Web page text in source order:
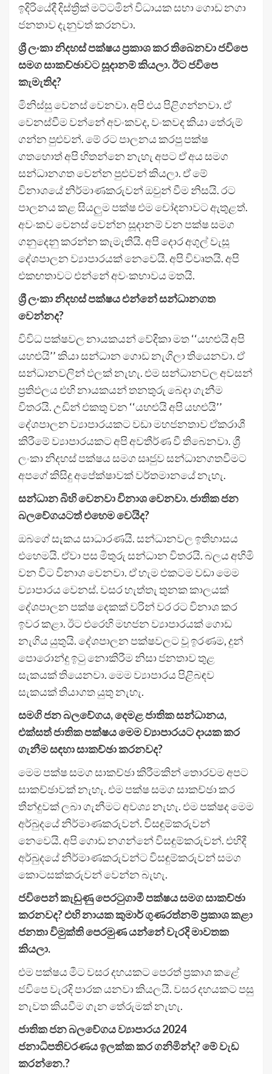
ඉදිරියේදී දිස්ත්‍රික් මට්ටමින් විධායක සභා ගොඩ නගා
ජනතාව දැනුවත් කරනවා.
ශ්‍රී ලංකා නිදහස් පක්ෂය ප්‍රකාශ කර තිබෙනවා ජවිපෙ
සමග සාකච්ඡාවට සූදානම් කියලා. ඊට ජවිපෙ
කැමැතිද?
මිනිස්සු වෙනස් වෙනවා. අපි එය පිළිගන්නවා. ඒ
වෙනස්වීම වන්නේ අවංකවද, වංකවද කියා තේරුම්
ගන්න පුළුවන්. මේ රට පාලනය කරපු පක්ෂ
ගතහොත් අපි හිතන්නෙ නැහැ අපට ඒ අය සමග
සන්ධානගත වෙන්න පුළුවන් කියලා. ඒ මේ
විනාශයේ නිර්මාණකරුවන් ඔවුන් වීම නිසයි. රට
පාලනය කළ සියලුම පක්ෂ එම චෝදනාවට ඇතුළත්.
අවංකව වෙනස් වෙන්න සූදානම් වන පක්ෂ සමග
ගනුදෙනු කරන්න කැමැතියි. අපි දොර අගුල් වැසූ
දේශපාලන ව්‍යාපාරයක් නෙවෙයි. අපි විවෘතයි. අපි
එකඟතාවට එන්නේ අවංකභාවය මතයි.
ශ්‍රී ලංකා නිදහස් පක්ෂය එන්නේ සන්ධානගත
වෙන්නද?
විවිධ පක්ෂවල නායකයන් වේදිකා මත ‘‘යහළුයි අපි
යහළුයි’’ කියා සන්ධාන ගොඩ නැගිලා තියෙනවා. ඒ
සන්ධානවලින් ඵලක් නැහැ. එම සන්ධානවල අවසන්
ප්‍රතිඵලය එහි නායකයන් තනතුරු බෙදා ගැනීම
විතරයි. උඩින් එකතු වන ‘‘යහළුයි අපි යහළුයි’’
දේශපාලන ව්‍යාපාරයකට වඩා මහජනතාව ඒකරාශී
කිරීමේ ව්‍යාපාරයකට අපි අවතීර්ණ වී තිබෙනවා. ශ්‍රී
ලංකා නිදහස් පක්ෂය සමග සෘජුව සන්ධානගතවීමට
අපගේ කිසිදු අපේක්ෂාවක් වර්තමානයේ නැහැ.
සන්ධාන බිහි වෙනවා විනාශ වෙනවා. ජාතික ජන
බලවේගයටත් එහෙම වෙයිද?
ඔබගේ සැකය සාධාරණයි. සන්ධානවල ඉතිහාසය
එහෙමයි. ඒවා පස මිතුරු සන්ධාන විතරයි. බලය අහිමි
වන විට විනාශ වෙනවා. ඒ හැම එකටම වඩා මෙම
ව්‍යාපාරය වෙනස්. වසර හැත්තැ තුනක කාලයක්
දේශපාලන පක්ෂ දෙකක් වරින් වර රට විනාශ කර
ඉවර කළා. ඊට එරෙහි මහජන ව්‍යාපාරයක් ගොඩ
නැගිය යුතුයි. දේශපාලන පක්ෂවලට වූ ඉරණම, දුන්
පොරොන්දු ඉටු නොකිරීම නිසා ජනතාව තුළ
සැකයක් තියෙනවා. මෙම ව්‍යාපාරය පිළිබඳව
සැකයක් තියාගත යුතු නැහැ.
සමගි ජන බලවේගය, දෙමළ ජාතික සන්ධානය,
එක්සත් ජාතික පක්ෂය මෙම ව්‍යාපාරයට දායක කර
ගැනීම සඳහා සාකච්ඡා කරනවද?
මෙම පක්ෂ සමග සාකච්ඡා කිරීමකින් තොරවම අපට
සාකච්ඡාවක් නැහැ. එම පක්ෂ සමග සාකච්ඡා කර
තීන්දුවක් ලබා ගැනීමට අවශ්‍ය නැහැ. එම පක්ෂද මෙම
අර්බුදයේ නිර්මාණකරුවන්. විසඳුම්කරුවන්
නෙවෙයි. අපි ගොඩ නගන්නේ විසඳුම්කරුවන්. එහිදී
අර්බුදයේ නිර්මාණකරුවන්ට විසඳුම්කරුවන් සමග
කොටසක්කරුවන් වෙන්න බැහැ.
ජවිපෙන් කැඩුණු පෙරටුගාමී පක්ෂය සමග සාකච්ඡා
කරනවද? එහි නායක කුමාර් ගුණරත්නම් ප්‍රකාශ කළා
ජනතා විමුක්ති පෙරමුණ යන්නේ වැරදි මාවතක
කියලා.
එම පක්ෂය මීට වසර දහයකට පෙරත් ප්‍රකාශ කළේ
ජවිපෙ වැරදි පාරක යනවා කියලයි. වසර දහයකට පසු
නැවත කියවීම ගැන තේරුමක් නැහැ.
ජාතික ජන බලවේගය ව්‍යාපාරය 2024
ජනාධිපතිවරණය ඉලක්ක කර ගනිමින්ද? මේ වැඩ
කරන්නෙ.?